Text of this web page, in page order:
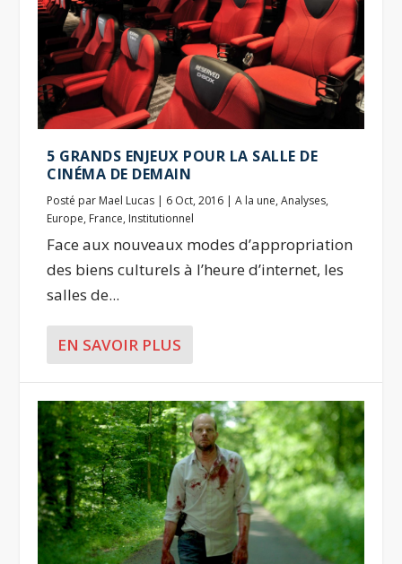
5 GRANDS ENJEUX POUR LA SALLE DE
CINÉMA DE DEMAIN
Posté par Mael Lucas | 6 Oct, 2016 |A la une,Analyses,
Europe, France, Institutionnel
Face aux nouveaux modes d’appropriation
des biens culturels à l’heure d’internet, les
salles de...
EN SAVOIR PLUS